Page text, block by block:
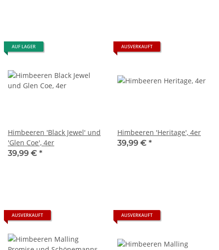
AUF LAGER
Himbeeren 'Black Jewel' und
'Glen Coe', 4er
39,99 € *
AUSVERKAUFT
Himbeeren 'Heritage', 4er
39,99 € *
AUSVERKAUFT AUSVERKAUFT